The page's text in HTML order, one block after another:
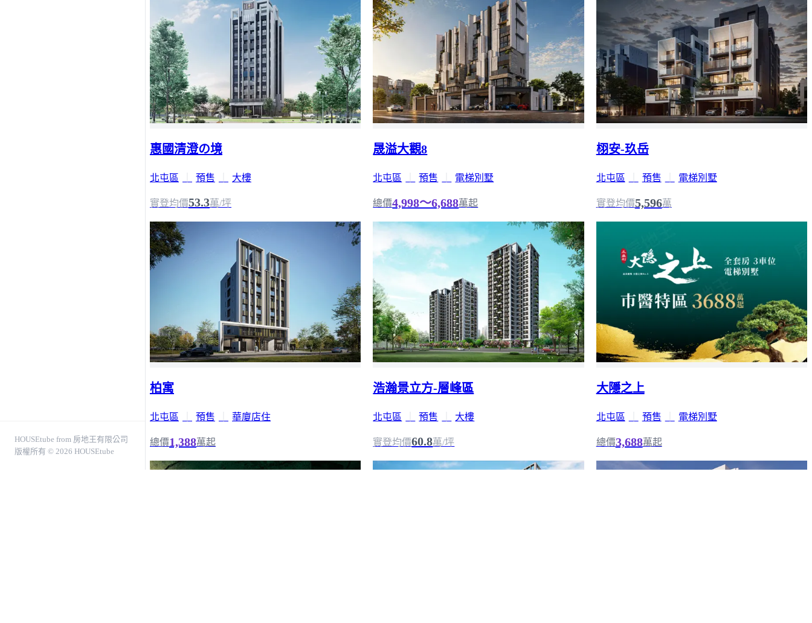
HOUSEtube from 房地王有限公司
版權所有 © 2026 HOUSEtube
惠國清澄の境
北屯區 預售 大樓
實登均價53.3萬/坪
晟溢大觀8
北屯區 預售 電梯別墅
總價4,998～6,688萬起
栩安-玖岳
北屯區 預售 電梯別墅
實登均價5,596萬
柏寓
北屯區 預售 華廈店住
總價1,388萬起
浩瀚景立方-層峰區
北屯區 預售 大樓
實登均價60.8萬/坪
大隱之上
北屯區 預售 電梯別墅
總價3,688萬起